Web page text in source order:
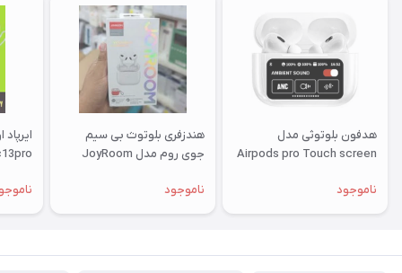
هدفون بلوتوثی مدل
Airpods pro Touch screen
ناموجود
هندزفری بلوتوث بی سیم
جوی روم مدل JoyRoom
ناموجود